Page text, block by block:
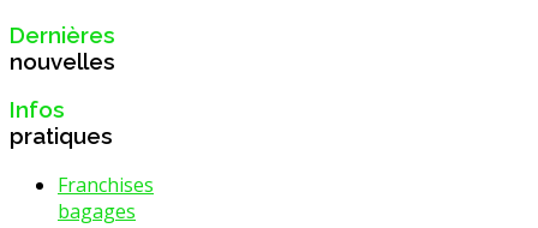
Dernières
nouvelles
Infos
pratiques
Franchises
bagages